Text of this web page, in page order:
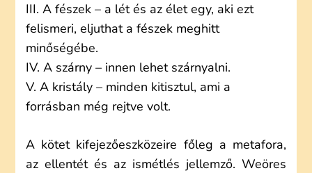
III. A fészek – a lét és az élet egy, aki ezt
felismeri, eljuthat a fészek meghitt
minőségébe.
IV. A szárny – innen lehet szárnyalni.
V. A kristály – minden kitisztul, ami a
forrásban még rejtve volt.
A kötet kifejezőeszközeire főleg a metafora,
az ellentét és az ismétlés jellemző. Weöres